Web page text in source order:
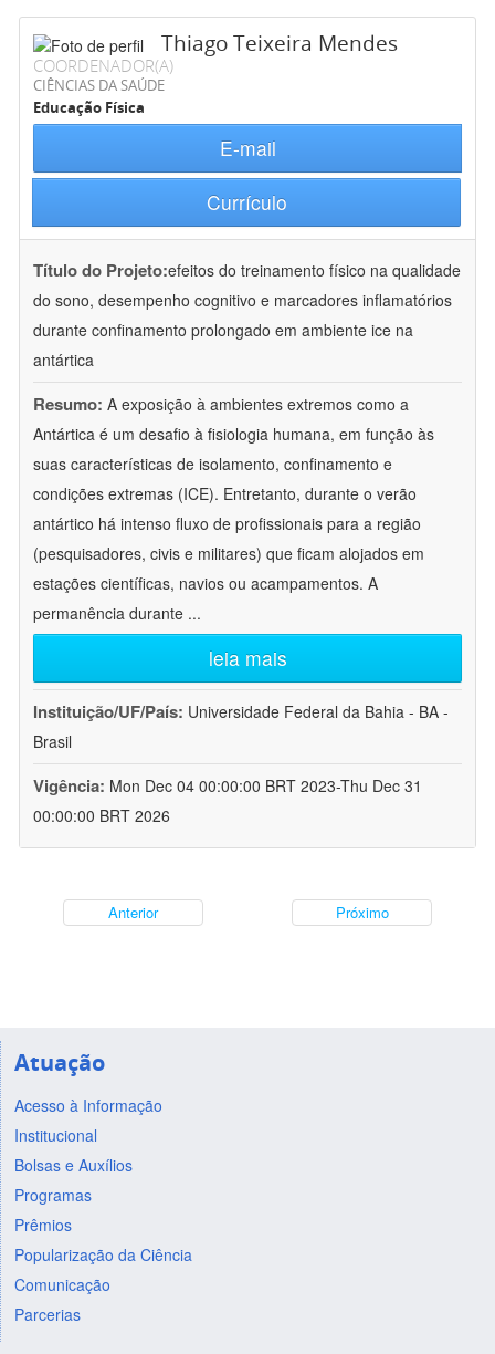
Thiago Teixeira Mendes
COORDENADOR(A)
CIÊNCIAS DA SAÚDE
Educação Física
E-mail
Currículo
Título do Projeto:efeitos do treinamento físico na qualidade
do sono, desempenho cognitivo e marcadores inflamatórios
durante confinamento prolongado em ambiente ice na
antártica
Resumo: A exposição à ambientes extremos como a
Antártica é um desafio à fisiologia humana, em função às
suas características de isolamento, confinamento e
condições extremas (ICE). Entretanto, durante o verão
antártico há intenso fluxo de profissionais para a região
(pesquisadores, civis e militares) que ficam alojados em
estações científicas, navios ou acampamentos. A
permanência durante ...
leia mais
Instituição/UF/País: Universidade Federal da Bahia - BA -
Brasil
Vigência: Mon Dec 04 00:00:00 BRT 2023-Thu Dec 31
00:00:00 BRT 2026
Anterior Próximo
Atuação
Acesso à Informação
Institucional
Bolsas e Auxílios
Programas
Prêmios
Popularização da Ciência
Comunicação
Parcerias